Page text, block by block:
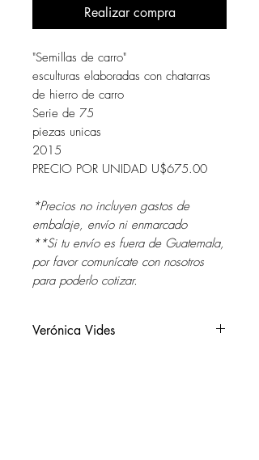
Realizar compra
"Semillas de carro"
esculturas elaboradas con chatarras
de hierro de carro
Serie de 75
piezas unicas
2015
PRECIO POR UNIDAD U$675.00
*Precios no incluyen gastos de
embalaje, envío ni enmarcado
**Si tu envío es fuera de Guatemala,
por favor comunícate con nosotros
para poderlo cotizar.
Verónica Vides